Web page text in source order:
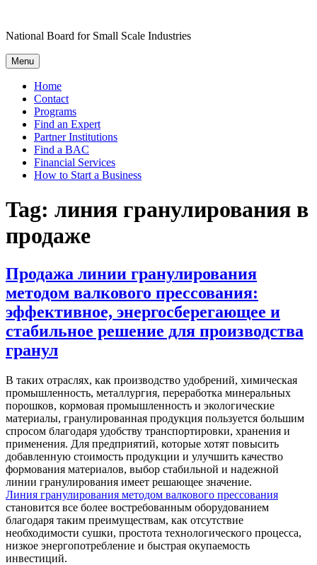
content
National Board for Small Scale Industries
Menu
Home
Contact
Programs
Find an Expert
Partner Institutions
Find a BAC
Financial Services
How to Start a Business
Tag: линия гранулирования в
продаже
Продажа линии гранулирования
методом валкового прессования:
эффективное, энергосберегающее и
стабильное решение для производства
гранул
В таких отраслях, как производство удобрений, химическая
промышленность, металлургия, переработка минеральных
порошков, кормовая промышленность и экологические
материалы, гранулированная продукция пользуется большим
спросом благодаря удобству транспортировки, хранения и
применения. Для предприятий, которые хотят повысить
добавленную стоимость продукции и улучшить качество
формования материалов, выбор стабильной и надежной
линии гранулирования имеет решающее значение.
Линия гранулирования методом валкового прессования
становится все более востребованным оборудованием
благодаря таким преимуществам, как отсутствие
необходимости сушки, простота технологического процесса,
низкое энергопотребление и быстрая окупаемость
инвестиций.